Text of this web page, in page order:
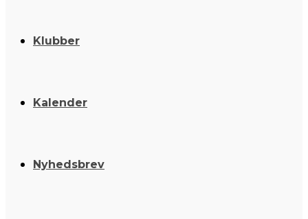
Klubber
Kalender
Nyhedsbrev